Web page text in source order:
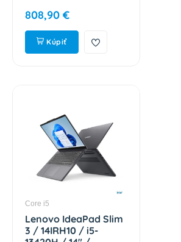
/ Black / 3R NBD
59Y3R
808,90 €
Kúpiť
Core i5
Lenovo IdeaPad Slim
3 / 14IRH10 / i5-